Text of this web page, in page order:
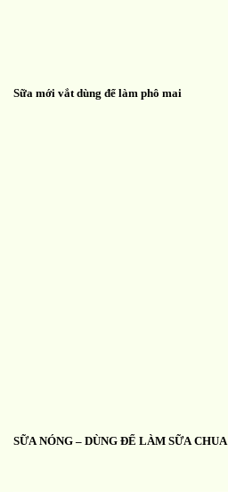
Sữa mới vắt dùng để làm phô mai
SỮA NÓNG – DÙNG ĐỂ LÀM SỮA CHUA